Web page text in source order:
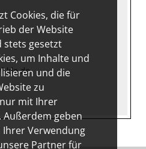
Cookies, die für
der Website
gesetzt
um Inhalte und
und die
zu
mit Ihrer
geben
Verwendung
Partner für